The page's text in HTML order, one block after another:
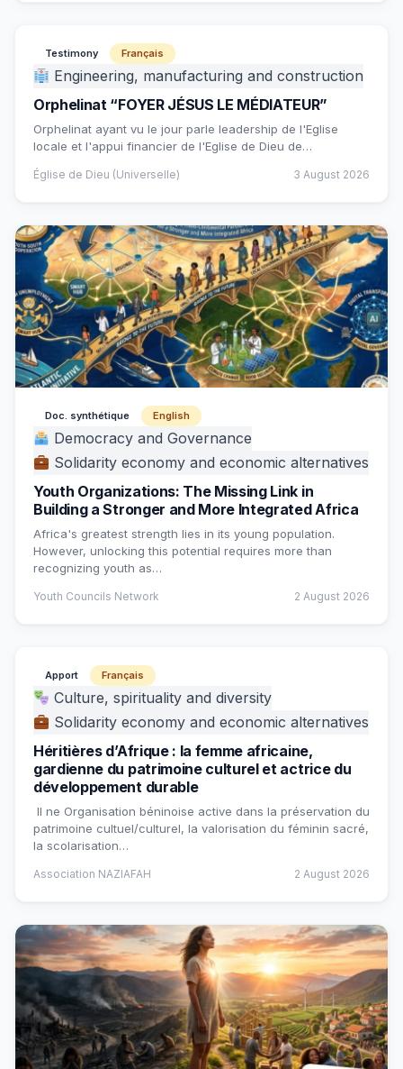
Testimony Français
Engineering, manufacturing and construction
Orphelinat “FOYER JÉSUS LE MÉDIATEUR”
Orphelinat ayant vu le jour parle leadership de l'Eglise
locale et l'appui financier de l'Eglise de Dieu de…
Église de Dieu (Universelle) 3 August 2026
Doc. synthétique English
Democracy and Governance
Solidarity economy and economic alternatives
Youth Organizations: The Missing Link in
Building a Stronger and More Integrated Africa
Africa's greatest strength lies in its young population.
However, unlocking this potential requires more than
recognizing youth as…
Youth Councils Network 2 August 2026
Apport Français
Culture, spirituality and diversity
Solidarity economy and economic alternatives
Héritières d’Afrique : la femme africaine,
gardienne du patrimoine culturel et actrice du
développement durable
Il ne Organisation béninoise active dans la préservation du
patrimoine cultuel/culturel, la valorisation du féminin sacré,
la scolarisation…
Association NAZIAFAH 2 August 2026